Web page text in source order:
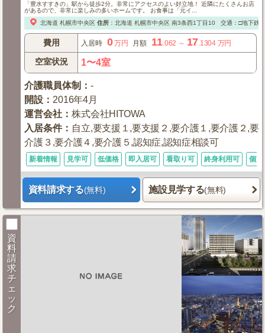
「豊水すすきの」駅から徒歩2分。非常にアクセスのよい好立地！ 近隣にたくさんお店
があるので、非常に楽しみの多いホームです。 お食事は「元イ...
北海道 札幌市中央区 住所： 北海道 札幌市中央区 南3条西1丁目10 交通：□地下鉄
費用 入居時 0万円 月額 11.062 ～ 17.1304 万円
空室状況 1〜4室
介護職員体制 ：-
開設 ：2016年4月
運営会社 ：株式会社HITOWA
入居条件： 自立,要支援１,要支援２,要介護１,要介護２,要
介護３,要介護４,要介護５,認知症,認知症相談可
新着情報 見学可 低価格 即入居可 看取り可 終身利用可 個室
資料請求する(無料) 施設見学する(無料)
資
料
請
求
チ
ェ
ッ
ク